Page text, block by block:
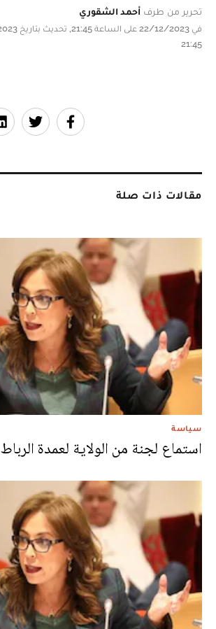
تحرير من طرف أحمد الشقوري
21:45
مقالات ذات صلة
سياسة
استماع لجنة من الولاية لعمدة الرباط